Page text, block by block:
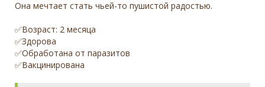
Она мечтает стать чьей-то пушистой радостью.
✅Возраст: 2 месяца
✅Здорова
✅Обработана от паразитов
✅Вакцинирована